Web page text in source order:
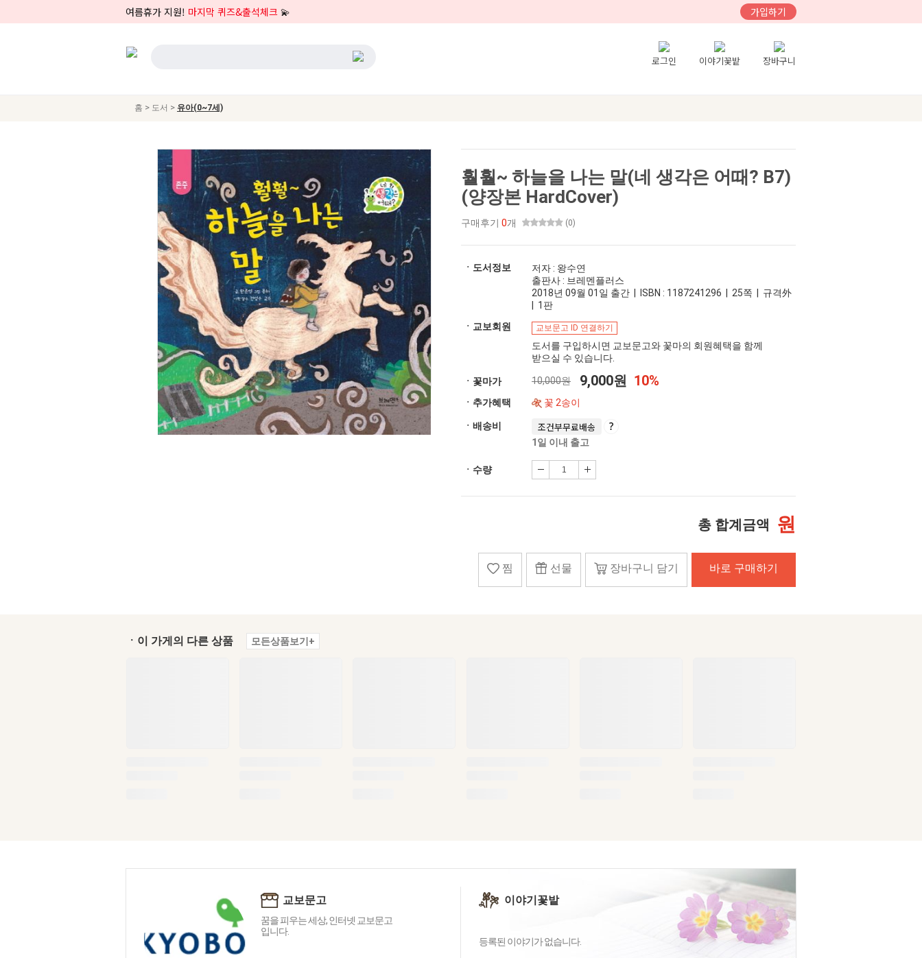
여름휴가 지원! 마지막 퀴즈&출석체크 💫 가입하기
로그인 이야기꽃밭 장바구니
홈 > 도서 > 유아(0~7세)
훨훨~ 하늘을 나는 말(네 생각은 어때? B7)
(양장본 HardCover)
구매후기 0개 (0)
ㆍ도서정보
저자 : 왕수연
출판사 : 브레멘플러스
2018년 09월 01일 출간 | ISBN : 1187241296 | 25쪽 | 규격外
| 1판
ㆍ교보회원
교보문고 ID 연결하기
도서를 구입하시면 교보문고와 꽃마의 회원혜택을 함께
받으실 수 있습니다.
ㆍ꽃마가 10,000원 9,000원 10%
ㆍ추가혜택 꽃 2송이
ㆍ배송비 조건부무료배송
1일 이내 출고
ㆍ수량
총 합계금액 원
찜 선물 장바구니 담기 바로 구매하기
ㆍ이 가게의 다른 상품 모든상품보기+
교보문고
꿈을 피우는 세상, 인터넷 교보문고
입니다.
이야기꽃밭
등록된 이야기가 없습니다.